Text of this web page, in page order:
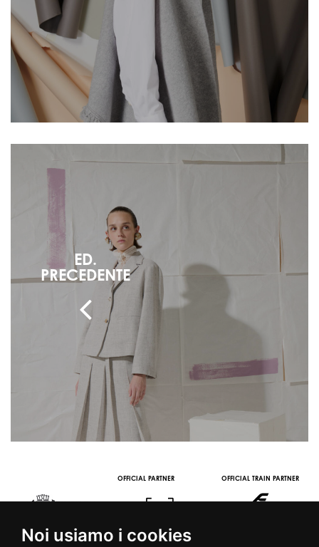
Noi usiamo i cookies
ED.
PRECEDENTE
OFFICIAL PARTNER OFFICIAL TRAIN PARTNER